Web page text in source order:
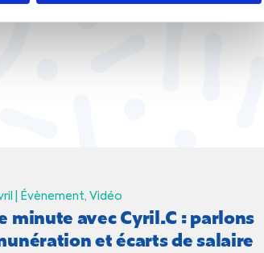
| Évènement Vidéo
minute avec Cyril.C : parlons
et écarts de salaire